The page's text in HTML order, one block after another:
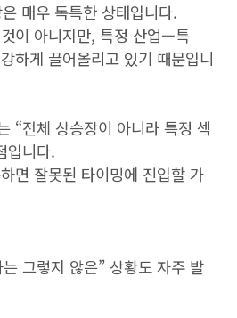
매우 독특한 상태입니다.
이 아니지만, 특정 산업—특
하게 끌어올리고 있기 때문입니
“전체 상승장이 아니라 특정 섹
입니다.
면 잘못된 타이밍에 진입할 가
그렇지 않은” 상황도 자주 발